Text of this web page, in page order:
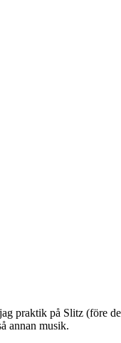
praktik på Slitz (före
annan musik.